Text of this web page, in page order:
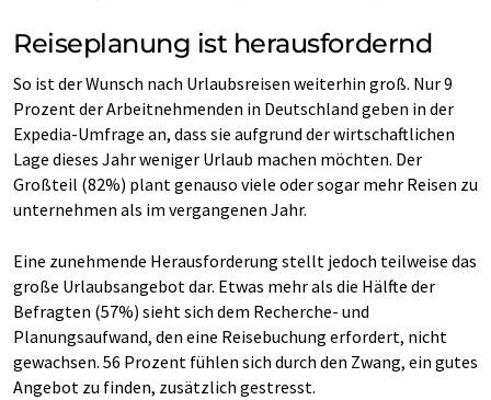
Reiseplanung ist herausfordernd
So ist der Wunsch nach Urlaubsreisen weiterhin groß. Nur 9
Prozent der Arbeitnehmenden in Deutschland geben in der
Expedia-Umfrage an, dass sie aufgrund der wirtschaftlichen
Lage dieses Jahr weniger Urlaub machen möchten. Der
Großteil (82%) plant genauso viele oder sogar mehr Reisen zu
unternehmen als im vergangenen Jahr.
Eine zunehmende Herausforderung stellt jedoch teilweise das
große Urlaubsangebot dar. Etwas mehr als die Hälfte der
Befragten (57%) sieht sich dem Recherche- und
Planungsaufwand, den eine Reisebuchung erfordert, nicht
gewachsen. 56 Prozent fühlen sich durch den Zwang, ein gutes
Angebot zu finden, zusätzlich gestresst.